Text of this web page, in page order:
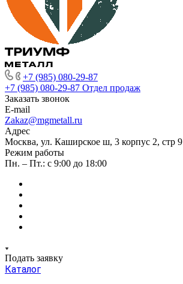
+7 (985) 080-29-87
+7 (985) 080-29-87 Отдел продаж
Заказать звонок
E-mail
Zakaz@mgmetall.ru
Адрес
Москва, ул. Каширское ш, 3 корпус 2, стр 9
Режим работы
Пн. – Пт.: с 9:00 до 18:00
Подать заявку
Каталог